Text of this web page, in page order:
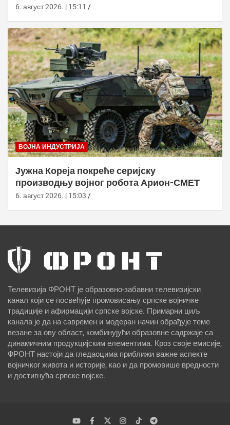
6. август 2026. | 15:11
ВОЈНА ИНДУСТРИЈА
Јужна Кореја покреће серијску
производњу војног робота Арион-СМЕТ
6. август 2026. | 15:03
Телевизија ФРОНТ је образовно-забавни телевизијски
канал који се посвећује промовисању српске војничке
традиције и афирмацији српске војске. Примарни циљ
канала је да на савремен и модеран начин обрађује теме
везане за ову област, комбинујући образовне садржаје са
динамичним продукцијским елементима. Кроз своје емисије,
ФРОНТ настоји да гледаоцима приближи важне аспекте
војничког живота и историје, као и да промовише вредности
и достигнућа српске војске.